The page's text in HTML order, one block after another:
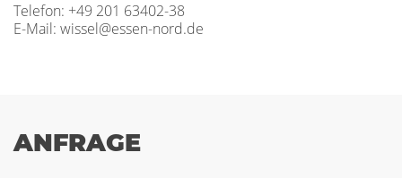
Telefon: +49 201 63402-38
E-Mail: wissel@essen-nord.de
ANFRAGE